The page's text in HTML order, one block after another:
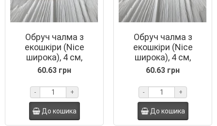
Обруч чалма з
екошкіри (Nice
широка), 4 см,
пудровий, шт.
60.63 грн
- +
До кошика
Обруч чалма з
екошкіри (Nice
широка), 4 см,
срібний, шт.
60.63 грн
- +
До кошика